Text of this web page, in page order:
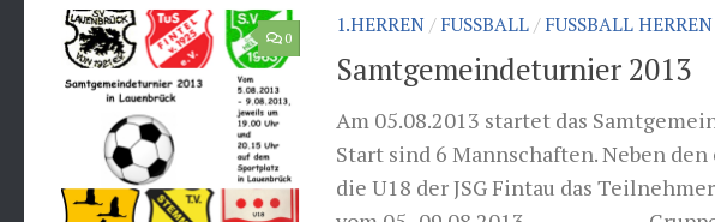
0
1.HERREN/FUSSBALL/FUSSBALL HERREN
Samtgemeindeturnier 2013
Am 05.08.2013 startet das
Start sind 6 Mannschaften. Neben
die U18 der JSG Fintau das